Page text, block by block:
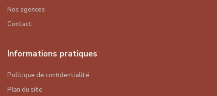
Nos agences
Contact
Informations pratiques
Politique de confidentialité
Plan du site